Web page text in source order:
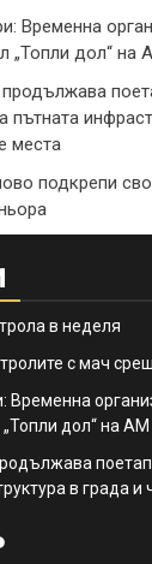
Временна
„Топли дол“ на
пътната
места
подкрепи
в неделя
с мач
Временна
дол“ на АМ
в града и